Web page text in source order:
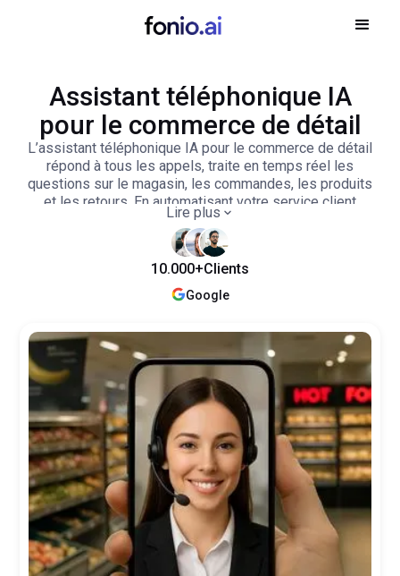
Assistant téléphonique IA
pour le commerce de détail
L’assistant téléphonique IA pour le commerce de détail
répond à tous les appels, traite en temps réel les
questions sur le magasin, les commandes, les produits
et les retours. En automatisant votre service client
téléphonique, il augmente le chiffre d’affaires et permet à
vos équipes en boutique de se concentrer pleinement sur
les clients sur place.
Lire plus
10.000+Clients
Google
Par exemple, +33 612345678